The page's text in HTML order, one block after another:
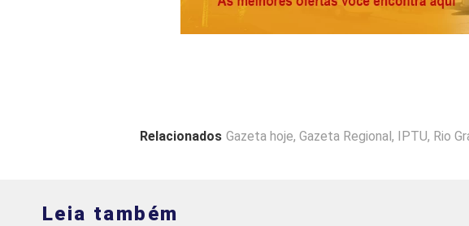
Relacionados Gazeta hoje, Gazeta Regional, IPTU, Rio
Leia também